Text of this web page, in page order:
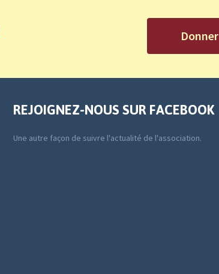
Donner
REJOIGNEZ-NOUS SUR FACEBOOK
Une autre façon de suivre l'actualité de l'association.